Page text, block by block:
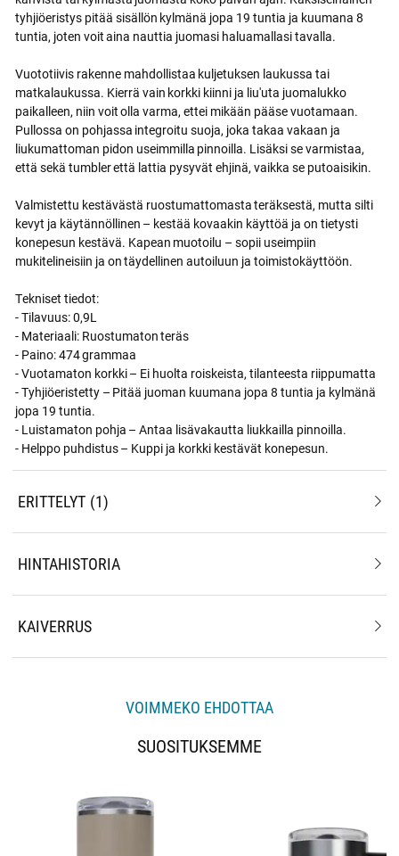
tyhjiöeristys pitää sisällön kylmänä jopa 19 tuntia ja kuumana 8
tuntia, joten voit aina nauttia juomasi haluamallasi tavalla.
Vuototiivis rakenne mahdollistaa kuljetuksen laukussa tai
matkalaukussa. Kierrä vain korkki kiinni ja liu'uta juomalukko
paikalleen, niin voit olla varma, ettei mikään pääse vuotamaan.
Pullossa on pohjassa integroitu suoja, joka takaa vakaan ja
liukumattoman pidon useimmilla pinnoilla. Lisäksi se varmistaa,
että sekä tumbler että lattia pysyvät ehjinä, vaikka se putoaisikin.
Valmistettu kestävästä ruostumattomasta teräksestä, mutta silti
kevyt ja käytännöllinen – kestää kovaakin käyttöä ja on tietysti
konepesun kestävä. Kapean muotoilu – sopii useimpiin
mukitelineisiin ja on täydellinen autoiluun ja toimistokäyttöön.
Tekniset tiedot:
- Tilavuus: 0,9L
- Materiaali: Ruostumaton teräs
- Paino: 474 grammaa
- Vuotamaton korkki – Ei huolta roiskeista, tilanteesta riippumatta
- Tyhjiöeristetty – Pitää juoman kuumana jopa 8 tuntia ja kylmänä
jopa 19 tuntia.
- Luistamaton pohja – Antaa lisävakautta liukkailla pinnoilla.
- Helppo puhdistus – Kuppi ja korkki kestävät konepesun.
ERITTELYT 1
HINTAHISTORIA
KAIVERRUS
VOIMMEKO EHDOTTAA
SUOSITUKSEMME